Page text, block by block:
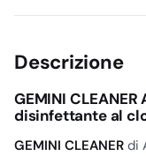
Descrizione
GEMINI
disinfettante al
GEMINI CLEANER di